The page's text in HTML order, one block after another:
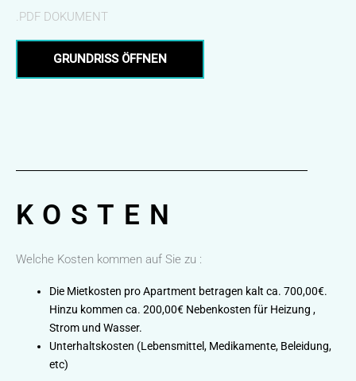
.PDF DOKUMENT
GRUNDRISS ÖFFNEN
KOSTEN
Welche Kosten kommen auf Sie zu :
Die Mietkosten pro Apartment betragen kalt ca. 700,00€.
Hinzu kommen ca. 200,00€ Nebenkosten für Heizung ,
Strom und Wasser.
Unterhaltskosten (Lebensmittel, Medikamente, Beleidung,
etc)